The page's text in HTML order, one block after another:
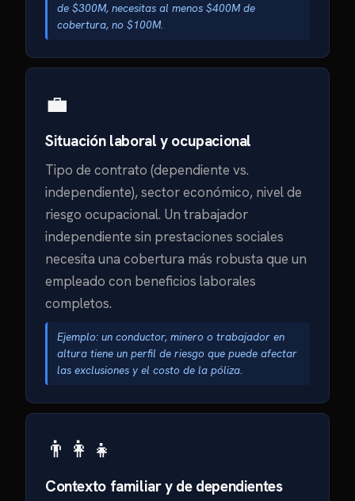
de $300M, necesitas al menos $400M de
cobertura, no $100M.
💼
Situación laboral y ocupacional
Tipo de contrato (dependiente vs.
independiente), sector económico, nivel de
riesgo ocupacional. Un trabajador
independiente sin prestaciones sociales
necesita una cobertura más robusta que un
empleado con beneficios laborales
completos.
Ejemplo: un conductor, minero o trabajador en
altura tiene un perfil de riesgo que puede afectar
las exclusiones y el costo de la póliza.
👨‍👩‍👧
Contexto familiar y de dependientes